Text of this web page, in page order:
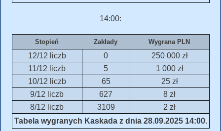
14:00:
Stopień Zakłady Wygrana PLN
12/12 liczb 0
250 000 zł
11/12 liczb
5
1 000 zł
10/12 liczb
65
25 zł
9/12 liczb
627
8 zł
8/12 liczb
3109
2 zł
Tabela wygranych Kaskada z dnia 28.09.2025 14:00.